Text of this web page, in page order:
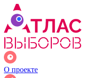
О проекте